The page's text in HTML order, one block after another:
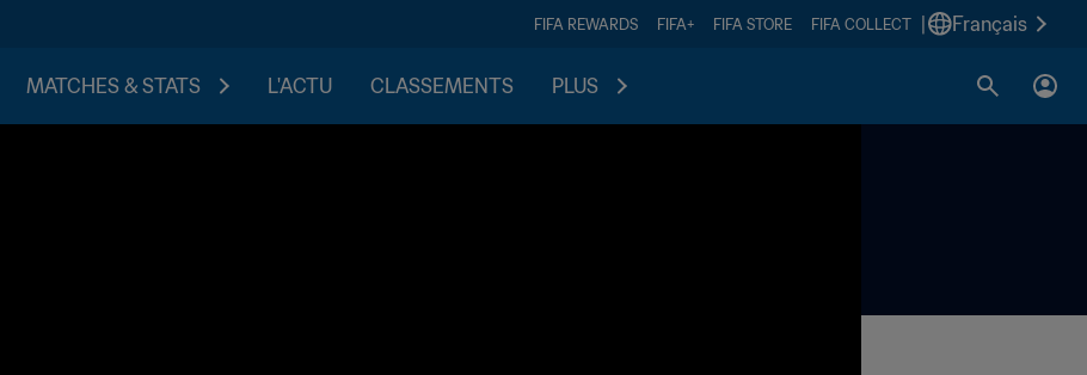
FIFA REWARDS FIFA+ FIFA STORE FIFA COLLECT Français
MATCHES & STATS L'ACTU CLASSEMENTS PLUS